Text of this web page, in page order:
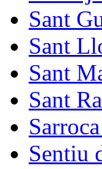
Sant
Sant
Sant
Sant
Sentiu